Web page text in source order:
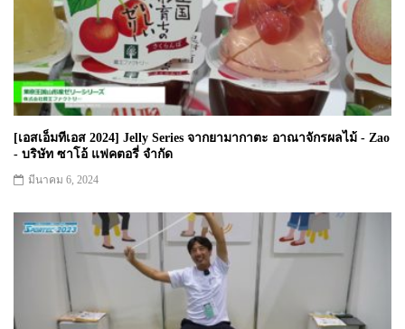
[เอสเอ็มทีเอส 2024] Jelly Series จากยามากาตะ อาณาจักรผลไม้ - Zao
- บริษัท ซาโอ้ แฟคตอรี่ จำกัด
มีนาคม 6, 2024